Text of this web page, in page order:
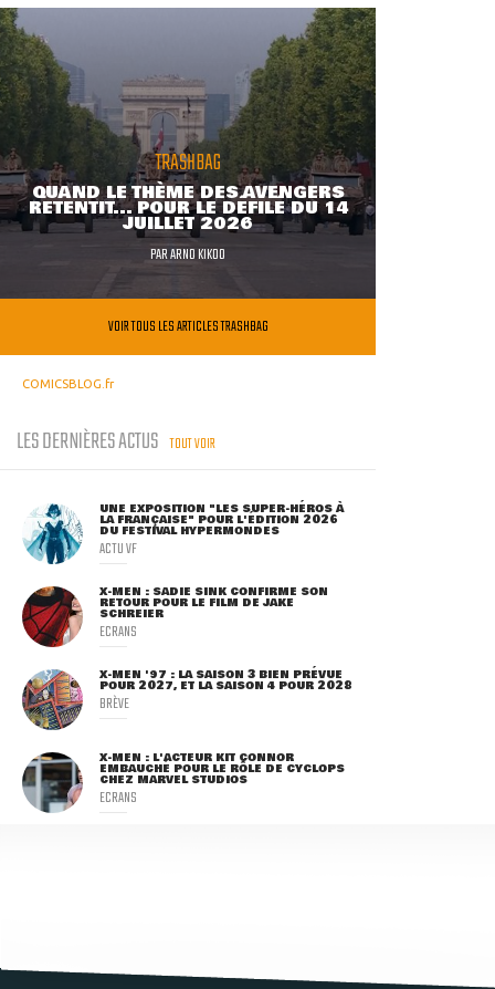
TRASHBAG
QUAND LE THÈME DES AVENGERS
RETENTIT... POUR LE DÉFILÉ DU 14
JUILLET 2026
PARARNO KIKOO
VOIR TOUS LES ARTICLES TRASHBAG
COMICSBLOG.fr
LES DERNIÈRES ACTUS TOUT VOIR
UNE EXPOSITION "LES SUPER-HÉROS À
LA FRANÇAISE" POUR L'ÉDITION 2026
DU FESTIVAL HYPERMONDES
ACTU VF
X-MEN : SADIE SINK CONFIRME SON
RETOUR POUR LE FILM DE JAKE
SCHREIER
ECRANS
X-MEN '97 : LA SAISON 3 BIEN PRÉVUE
POUR 2027, ET LA SAISON 4 POUR 2028
BRÈVE
X-MEN : L'ACTEUR KIT CONNOR
EMBAUCHÉ POUR LE RÔLE DE CYCLOPS
CHEZ MARVEL STUDIOS
ECRANS